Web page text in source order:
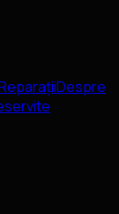
Despre